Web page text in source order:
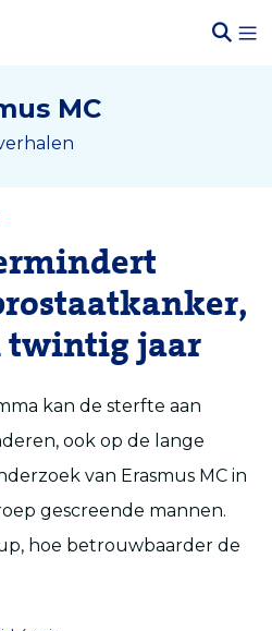
MC
twintig jaar
kan de sterfte aan
ook op de lange
van Erasmus MC in
gescreende mannen.
hoe betrouwbaarder de